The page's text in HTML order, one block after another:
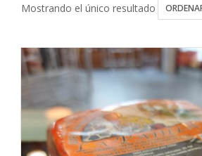
Mostrando el único resultado